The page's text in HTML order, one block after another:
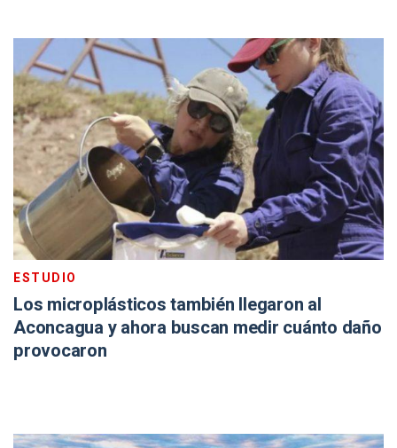
ESTUDIO
Los microplásticos también llegaron al
Aconcagua y ahora buscan medir cuánto daño
provocaron